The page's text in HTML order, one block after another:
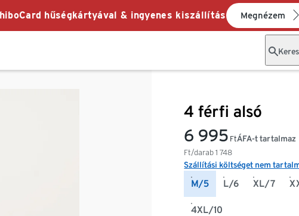
hűségkártyával & ingyenes kiszállítás Megnézem
4 férfi alsó
6 995 Ft
Ft/darab1 748
ÁFA-t tartalmaz
Szállítási költséget nem
M/5 L/6 XL/7
4XL/10